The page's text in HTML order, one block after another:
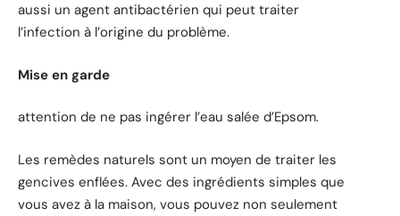
aussi un agent antibactérien qui peut traiter
l’infection à l’origine du problème.
Mise en garde
attention de ne pas ingérer l’eau salée d’Epsom.
Les remèdes naturels sont un moyen de traiter les
gencives enflées. Avec des ingrédients simples que
vous avez à la maison, vous pouvez non seulement